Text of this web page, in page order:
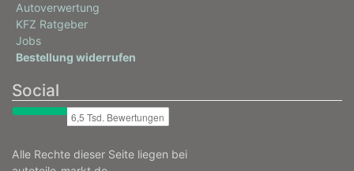
Autoverwertung
KFZ Ratgeber
Jobs
Bestellung widerrufen
Social
Alle Rechte dieser Seite liegen bei